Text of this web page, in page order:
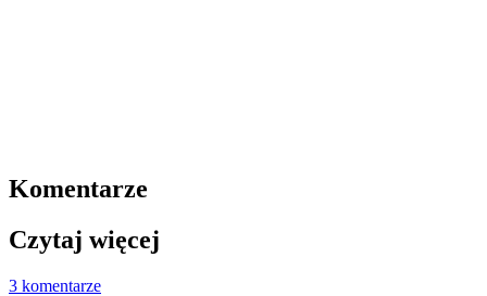
Komentarze
Czytaj więcej
3 komentarze